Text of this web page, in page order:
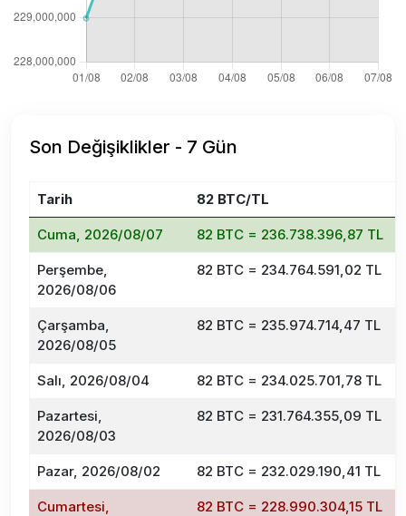
Son Değişiklikler - 7 Gün
Tarih 82 BTC/TL
Cuma, 2026/08/07 82 BTC = 236.738.396,87 TL
Perşembe,
2026/08/06
82 BTC = 234.764.591,02 TL
Çarşamba,
2026/08/05
82 BTC = 235.974.714,47 TL
Salı, 2026/08/04 82 BTC = 234.025.701,78 TL
Pazartesi,
2026/08/03
82 BTC = 231.764.355,09 TL
Pazar, 2026/08/02 82 BTC = 232.029.190,41 TL
Cumartesi,
82 BTC = 228.990.304,15 TL